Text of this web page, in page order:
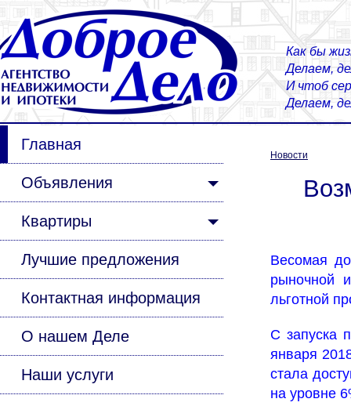
Как бы
Делаем,
И чтоб
Делаем,
Главная
Объявления
Квартиры
Лучшие предложения
Контактная информация
О нашем Деле
Наши услуги
Новости
Весомая
рыночной
льготной
С запуска
января
стала
на уровне